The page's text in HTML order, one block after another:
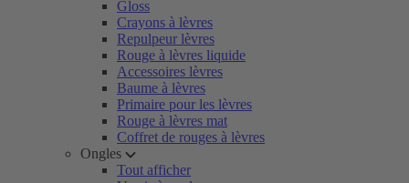
Gloss
Crayons à lèvres
Repulpeur lèvres
Rouge à lèvres liquide
Accessoires lèvres
Baume à lèvres
Primaire pour les lèvres
Rouge à lèvres mat
Coffret de rouges à lèvres
Ongles
Tout afficher